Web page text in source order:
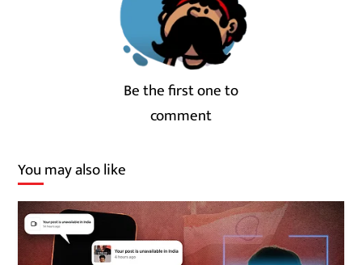
Be the first one to
comment
You may also like